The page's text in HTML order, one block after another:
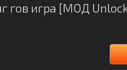
гов игра [МОД